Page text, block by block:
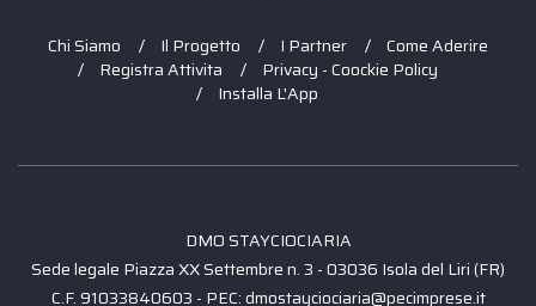
Chi Siamo Il Progetto I Partner
Come Aderire
Registra Attivita
Privacy - Coockie Policy
Installa L'App
DMO STAYCIOCIARIA
Sede legale Piazza XX Settembre n. 3 - 03036 Isola del Liri (FR)
C.F. 91033840603 - PEC: dmostayciociaria@pecimprese.it